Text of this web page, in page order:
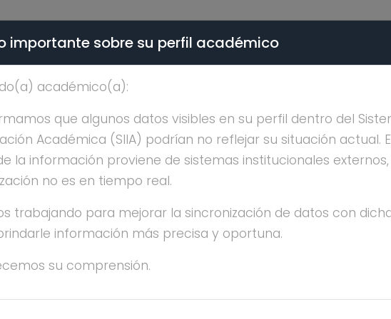
ACADÉMICA - PÚBLICO
ALICIA GAMBOA DE
importante sobre su perfil académico
académico(a):
que algunos datos visibles en su perfil dentro del
Académica (SIIA) podrían no reflejar su situación actual.
la información proviene de sistemas institucionales
no es en tiempo real.
trabajando para mejorar la sincronización de datos con
información más precisa y oportuna.
su comprensión.